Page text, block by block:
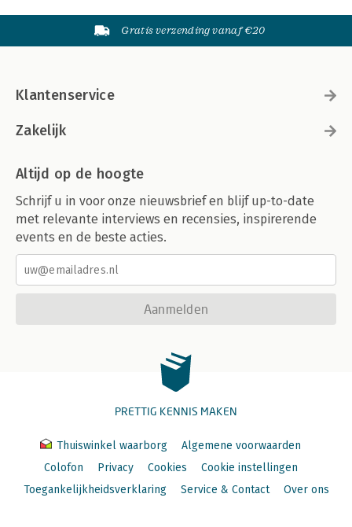
Gratis verzending vanaf €20
Klantenservice
Zakelijk
Altijd op de hoogte
Schrijf u in voor onze nieuwsbrief en blijf up-to-date
met relevante interviews en recensies, inspirerende
events en de beste acties.
Aanmelden
PRETTIG KENNIS MAKEN
Thuiswinkel waarborg
Algemene voorwaarden
Colofon
Privacy Cookies
Cookie instellingen
Toegankelijkheidsverklaring
Service & Contact Over ons